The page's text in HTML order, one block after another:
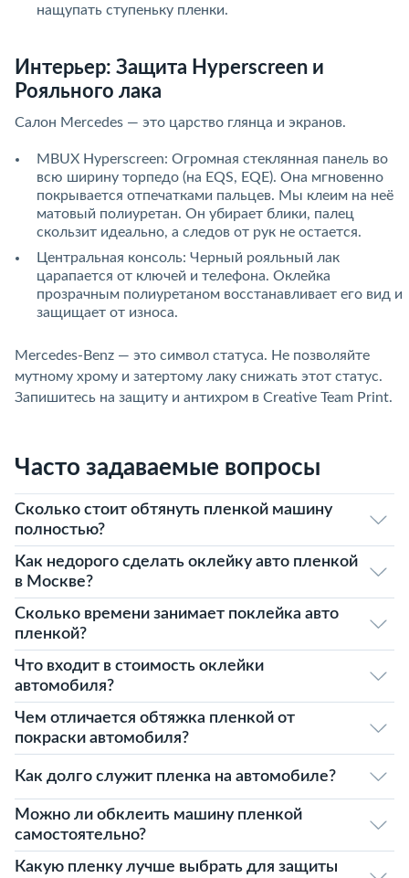
нащупать ступеньку пленки.
Интерьер: Защита Hyperscreen и
Рояльного лака
Салон Mercedes — это царство глянца и экранов.
MBUX Hyperscreen: Огромная стеклянная панель во
всю ширину торпедо (на EQS, EQE). Она мгновенно
покрывается отпечатками пальцев. Мы клеим на неё
матовый полиуретан. Он убирает блики, палец
скользит идеально, а следов от рук не остается.
Центральная консоль: Черный рояльный лак
царапается от ключей и телефона. Оклейка
прозрачным полиуретаном восстанавливает его вид и
защищает от износа.
Mercedes-Benz — это символ статуса. Не позволяйте
мутному хрому и затертому лаку снижать этот статус.
Запишитесь на защиту и антихром в Creative Team Print.
Часто задаваемые вопросы
Сколько стоит обтянуть пленкой машину
полностью?
Как недорого сделать оклейку авто пленкой
в Москве?
Сколько времени занимает поклейка авто
пленкой?
Что входит в стоимость оклейки
автомобиля?
Чем отличается обтяжка пленкой от
покраски автомобиля?
Как долго служит пленка на автомобиле?
Можно ли обклеить машину пленкой
самостоятельно?
Какую пленку лучше выбрать для защиты